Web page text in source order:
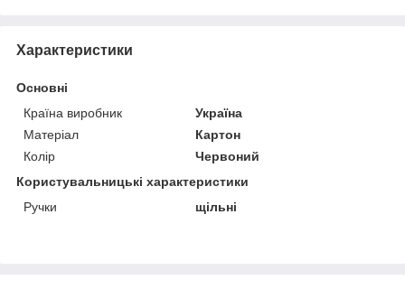
Характеристики
Основні
Країна виробник
Україна
Матеріал
Картон
Колір
Червоний
Користувальницькі характеристики
Ручки
щільні